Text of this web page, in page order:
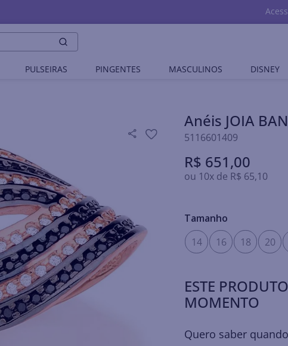
PULSEIRAS PINGENTES MASCULINOS DISNEY
Anéis JOIA
5116601409
R$ 651,00
ou 10x de R$ 65,10
Tamanho
14
16 18 20
ESTE
MOMENTO
Quero saber